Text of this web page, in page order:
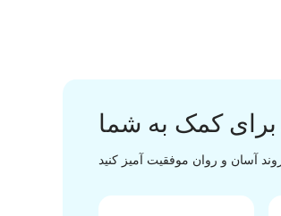
برای کمک به شما